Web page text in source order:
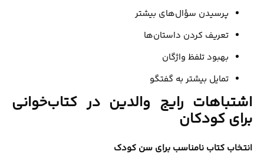
پرسیدن سؤال‌های بیشتر
تعریف کردن داستان‌ها
بهبود تلفظ واژگان
تمایل بیشتر به گفتگو
اشتباهات رایج والدین در کتاب‌خوانی
برای کودکان
انتخاب کتاب نامناسب برای سن کودک